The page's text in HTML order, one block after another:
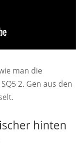
man die
2. Gen aus den
hinten